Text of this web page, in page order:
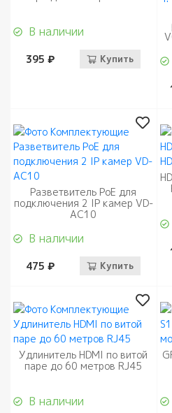
В наличии
395 ₽ Купить
Разветвитель PoE для
подключения 2 IP камер VD-
AC10
В наличии
475 ₽ Купить
Удлинитель HDMI по витой
паре до 60 метров RJ45
В наличии